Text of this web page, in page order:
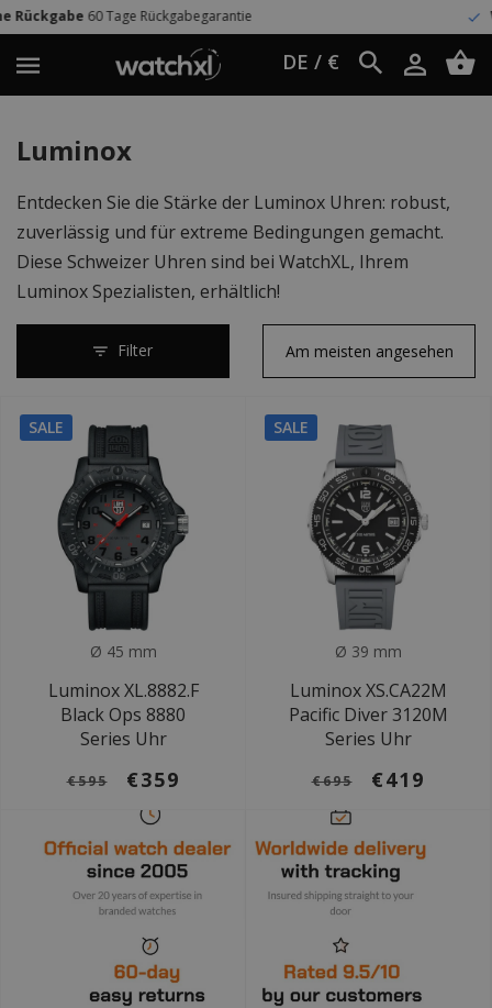
DE / €
Luminox
Entdecken Sie die Stärke der Luminox Uhren: robust,
zuverlässig und für extreme Bedingungen gemacht.
Diese Schweizer Uhren sind bei WatchXL, Ihrem
Luminox Spezialisten, erhältlich!
Filter
SALE
Ø 45 mm
Luminox XL.8882.F
Black Ops 8880
Series Uhr
€595 €359
SALE
Ø 39 mm
Luminox XS.CA22M
Pacific Diver 3120M
Series Uhr
€695 €419